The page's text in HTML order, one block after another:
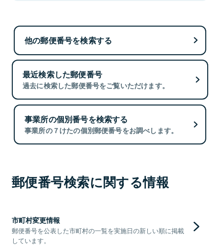
他の郵便番号を検索する
最近検索した郵便番号
過去に検索した郵便番号をご覧いただけます。
事業所の個別番号を検索する
事業所の７けたの個別郵便番号をお調べします。
郵便番号検索に関する情報
市町村変更情報
郵便番号を公表した市町村の一覧を実施日の新しい順に掲載
しています。